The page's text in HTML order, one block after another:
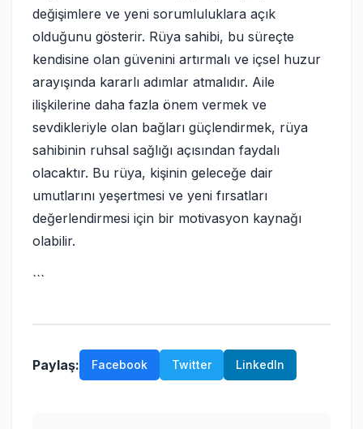
değişimlere ve yeni sorumluluklara açık
olduğunu gösterir. Rüya sahibi, bu süreçte
kendisine olan güvenini artırmalı ve içsel huzur
arayışında kararlı adımlar atmalıdır. Aile
ilişkilerine daha fazla önem vermek ve
sevdikleriyle olan bağları güçlendirmek, rüya
sahibinin ruhsal sağlığı açısından faydalı
olacaktır. Bu rüya, kişinin geleceğe dair
umutlarını yeşertmesi ve yeni fırsatları
değerlendirmesi için bir motivasyon kaynağı
olabilir.
```
Paylaş: Facebook Twitter LinkedIn